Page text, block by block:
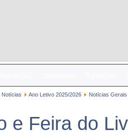
Notícias Ano Letivo 2025/2026
Notícias
e Feira do